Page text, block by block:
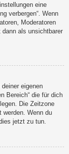
eine
verbergen“. Wenn
Moderatoren
als unsichtbarer
eigenen
Bereich“ die für dich
Die Zeitzone
werden. Wenn du
jetzt zu tun.